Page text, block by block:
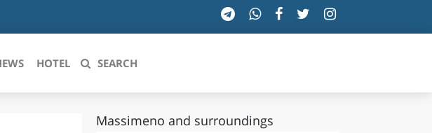
HOTEL SEARCH
Massimeno and surroundings